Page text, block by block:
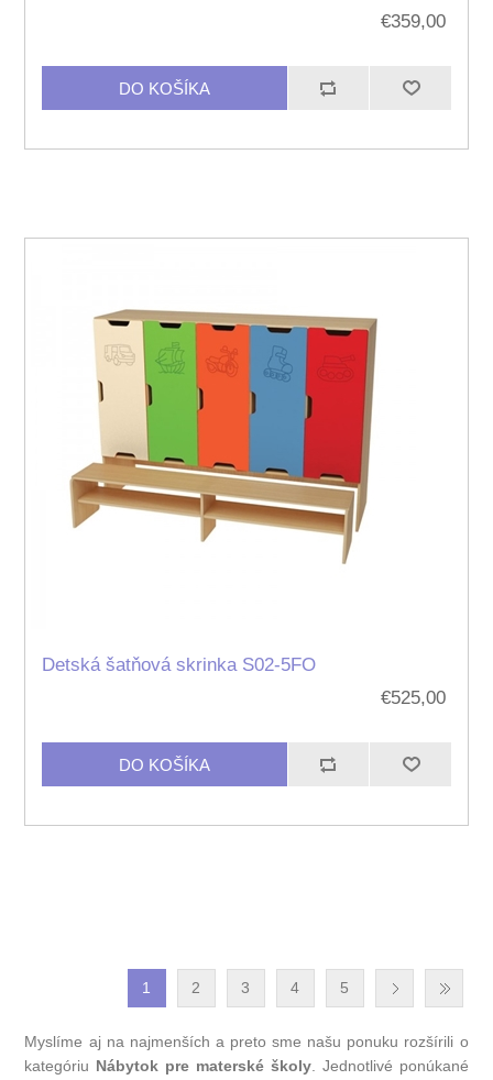
€359,00
Detská šatňová skrinka S02-5FO
€525,00
1 2 3 4 5
Myslíme aj na najmenších a preto sme našu ponuku rozšírili o
kategóriu Nábytok pre materské školy. Jednotlivé ponúkané